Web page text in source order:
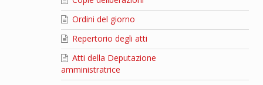
Ordini del giorno
Repertorio degli atti
Atti della Deputazione
amministratrice